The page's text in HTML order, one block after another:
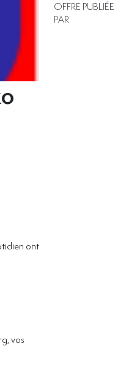
ont
vos
OFFRE PUBLIÉE
PAR